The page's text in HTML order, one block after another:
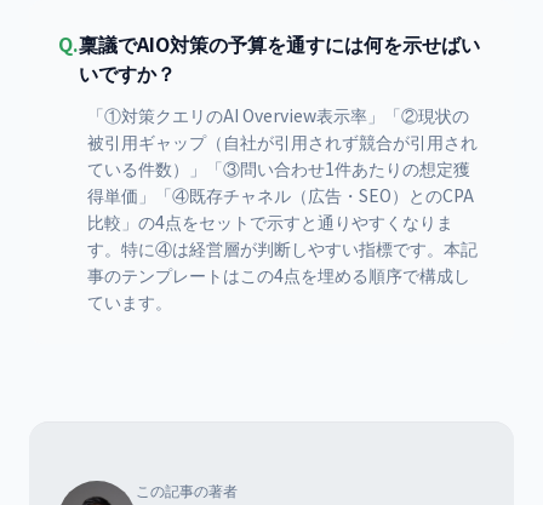
Q.稟議でAIO対策の予算を通すには何を示せばい
いですか？
「①対策クエリのAI Overview表示率」「②現状の
被引用ギャップ（自社が引用されず競合が引用され
ている件数）」「③問い合わせ1件あたりの想定獲
得単価」「④既存チャネル（広告・SEO）とのCPA
比較」の4点をセットで示すと通りやすくなりま
す。特に④は経営層が判断しやすい指標です。本記
事のテンプレートはこの4点を埋める順序で構成し
ています。
この記事の著者